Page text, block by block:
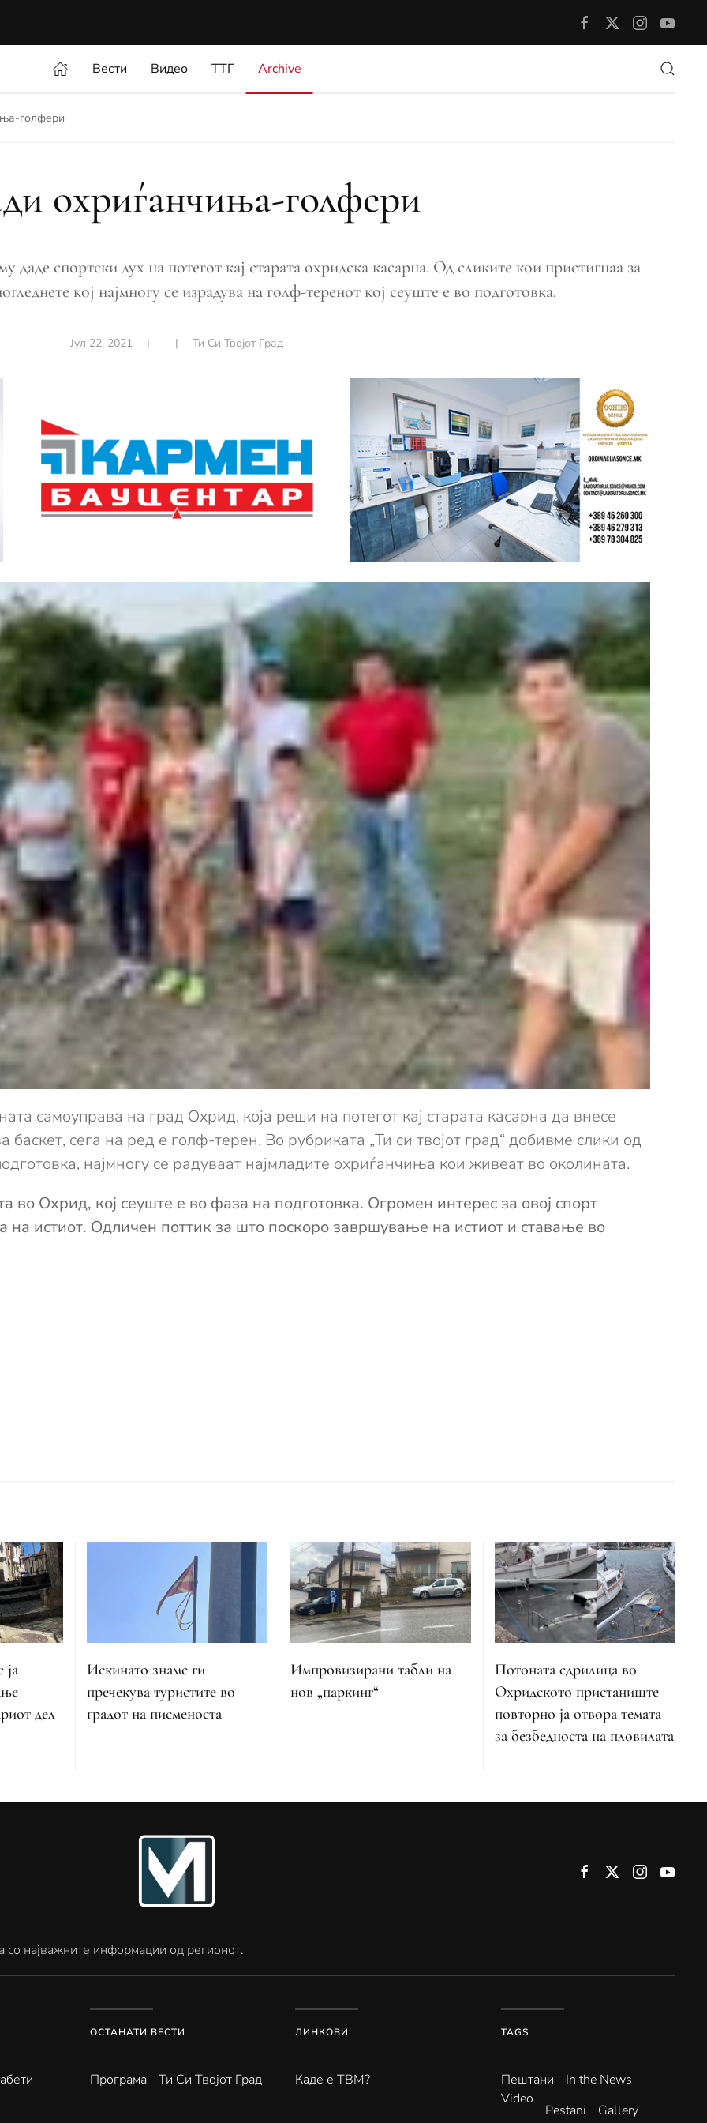
Вести Видео ТТГ Archive
голфери
охриѓанчиња-голфери
спортски дух на потегот кај старата охридска касарна. Од сликите кои пристигнаа за
кој најмногу се израдува на голф-теренот кој сеуште е во подготовка.
Јул 22, 2021 | | Ти Си Твојот Град
самоуправа на град Охрид, која реши на потегот кај старата касарна да внесе
баскет, сега на ред е голф-терен. Во рубриката „Ти си твојот град“ добивме слики од
најмногу се радуваат најмладите охриѓанчиња кои живеат во околината.
во Охрид, кој сеуште е во фаза на подготовка. Огромен интерес за овој спорт
на истиот. Одличен поттик за што поскоро завршување на истиот и ставање во
дел
Искинато знаме ги
пречекува туристите во
градот на писменоста
Импровизирани табли на
нов „паркинг“
Потоната едрилица во
Охридското пристаниште
повторно ја отвора темата
за безбедноста на пловилата
најважните информации од регионот.
ОСТАНАТИ ВЕСТИ
Програма Ти Си Твојот Град
ЛИНКОВИ
Каде е ТВМ?
TAGS
Пештани
In the News
Video
Pestani Gallery